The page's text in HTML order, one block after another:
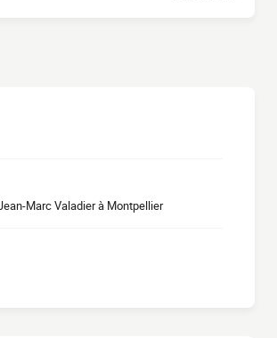
Marc Valadier à Montpellier